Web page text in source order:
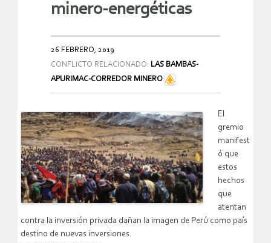
minero-energéticas
26 FEBRERO, 2019
CONFLICTO RELACIONADO: LAS BAMBAS-
APURIMAC-CORREDOR MINERO
El
gremio
manifest
ó que
estos
hechos
que
atentan
contra la inversión privada dañan la imagen de Perú como país
destino de nuevas inversiones.